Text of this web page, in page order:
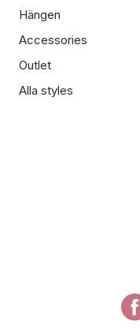
Hängen
Accessories
Outlet
Alla styles